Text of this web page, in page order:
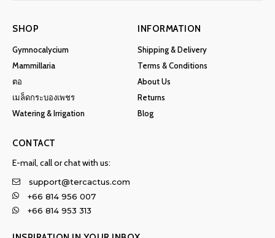
SHOP
Gymnocalycium
Mammillaria
ตอ
เมล็ดกระบองเพชร
Watering & Irrigation
INFORMATION
Shipping & Delivery
Terms & Conditions
About Us
Returns
Blog
CONTACT
E-mail, call or chat with us:
support@tercactus.com
+66 814 956 007
+66 814 953 313